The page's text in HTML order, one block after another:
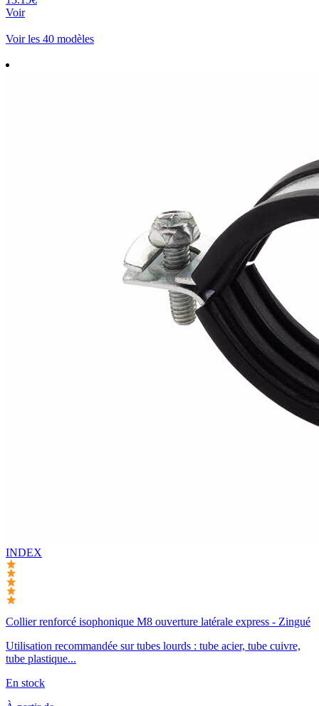
Voir
Voir les 40 modèles
INDEX
Collier renforcé isophonique M8 ouverture latérale express - Zingué
Utilisation recommandée sur tubes lourds : tube acier, tube cuivre,
tube plastique...
En stock